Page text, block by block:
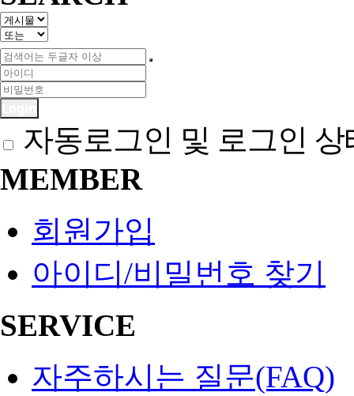
자동로그인 및 로그인 상
MEMBER
회원가입
아이디/비밀번호 찾기
SERVICE
자주하시는 질문(FAQ)